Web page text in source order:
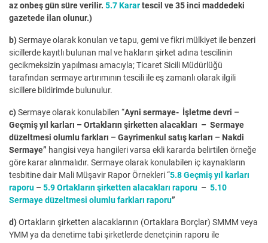
az onbeş gün süre verilir. 5.7 Karartescil ve 35 inci maddedeki
gazetede ilan olunur.)
b)Sermaye olarak konulan ve tapu, gemi ve fikri mülkiyet ile benzeri
sicillerde kayıtlı bulunan mal ve hakların şirket adına tescilinin
gecikmeksizin yapılması amacıyla; Ticaret Sicili Müdürlüğü
tarafından sermaye artırımının tescili ile eş zamanlı olarak ilgili
sicillere bildirimde bulunulur.
c)Sermaye olarak konulabilen “Ayni sermaye- İşletme devri –
Geçmiş yıl karları – Ortakların şirketten alacakları – Sermaye
düzeltmesi olumlu farkları – Gayrimenkul satış karları – Nakdi
Sermaye” hangisi veya hangileri varsa ekli kararda belirtilen örneğe
göre karar alınmalıdır. Sermaye olarak konulabilen iç kaynakların
tesbitine dair Mali Müşavir Rapor Örnekleri “5.8 Geçmiş yıl karları
raporu – 5.9 Ortakların şirketten alacakları raporu – 5.10
Sermaye düzeltmesi olumlu farkları raporu”
d)Ortakların şirketten alacaklarının (Ortaklara Borçlar) SMMM veya
YMM ya da denetime tabi şirketlerde denetçinin raporu ile